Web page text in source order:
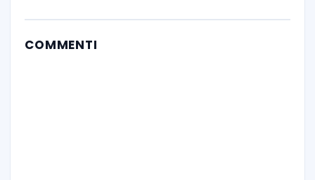
COMMENTI